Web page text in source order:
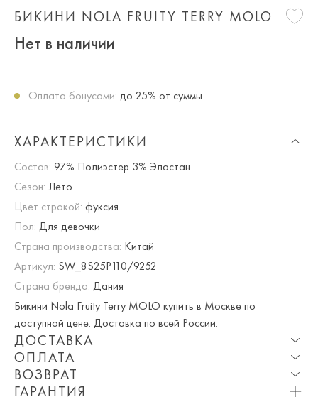
БИКИНИ NOLA FRUITY TERRY MOLO
Нет в наличии
Оплата бонусами: до 25% от суммы
ХАРАКТЕРИСТИКИ
Состав: 97% Полиэстер 3% Эластан
Сезон: Лето
Цвет строкой: фуксия
Пол: Для девочки
Страна производства: Китай
Артикул: SW_8S25P110/9252
Страна бренда: Дания
Бикини Nola Fruity Terry MOLO купить в Москве по
доступной цене. Доставка по всей России.
ДОСТАВКА
Опция частичная доставка и примерка доступна для
Москвы и МО.
ОПЛАТА
При оплате онлайн вы получаете 10% скидку. Любые
ВОЗВРАТ
ГАРАНТИЯ